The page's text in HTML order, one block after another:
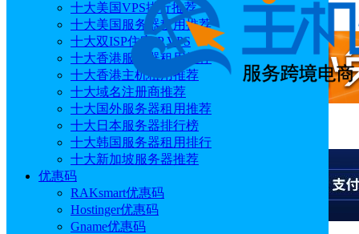
十大美国VPS排行推荐
十大美国服务器租用推荐
十大双ISP住宅IP VPS
十大香港服务器租用推荐
十大香港主机租用推荐
十大域名注册商推荐
十大国外服务器租用推荐
十大日本服务器排行榜
十大韩国服务器租用排行
十大新加坡服务器推荐
优惠码
RAKsmart优惠码
Hostinger优惠码
Gname优惠码